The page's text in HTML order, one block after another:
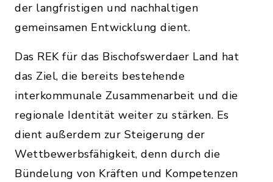
der langfristigen und nachhaltigen
gemeinsamen Entwicklung dient.
Das REK für das Bischofswerdaer Land hat
das Ziel, die bereits bestehende
interkommunale Zusammenarbeit und die
regionale Identität weiter zu stärken. Es
dient außerdem zur Steigerung der
Wettbewerbsfähigkeit, denn durch die
Bündelung von Kräften und Kompetenzen